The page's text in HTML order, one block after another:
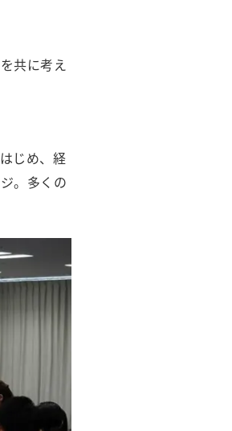
共に考え
じめ、経
。多くの